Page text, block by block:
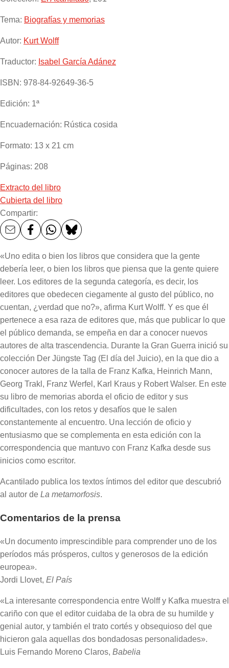
Tema: Biografías y memorias
Autor: Kurt Wolff
Traductor: Isabel García Adánez
ISBN: 978-84-92649-36-5
Edición: 1ª
Encuadernación: Rústica cosida
Formato: 13 x 21 cm
Páginas: 208
Extracto del libro
Cubierta del libro
Compartir:
«Uno edita o bien los libros que considera que la gente
debería leer, o bien los libros que piensa que la gente quiere
leer. Los editores de la segunda categoría, es decir, los
editores que obedecen ciegamente al gusto del público, no
cuentan, ¿verdad que no?», afirma Kurt Wolff. Y es que él
pertenece a esa raza de editores que, más que publicar lo que
el público demanda, se empeña en dar a conocer nuevos
autores de alta trascendencia. Durante la Gran Guerra inició su
colección Der Jüngste Tag (El día del Juicio), en la que dio a
conocer autores de la talla de Franz Kafka, Heinrich Mann,
Georg Trakl, Franz Werfel, Karl Kraus y Robert Walser. En este
su libro de memorias aborda el oficio de editor y sus
dificultades, con los retos y desafíos que le salen
constantemente al encuentro. Una lección de oficio y
entusiasmo que se complementa en esta edición con la
correspondencia que mantuvo con Franz Kafka desde sus
inicios como escritor.
Acantilado publica los textos íntimos del editor que descubrió
al autor de La metamorfosis.
Comentarios de la prensa
«Un documento imprescindible para comprender uno de los
períodos más prósperos, cultos y generosos de la edición
europea».
Jordi Llovet, El País
«La interesante correspondencia entre Wolff y Kafka muestra el
cariño con que el editor cuidaba de la obra de su humilde y
genial autor, y también el trato cortés y obsequioso del que
hicieron gala aquellas dos bondadosas personalidades».
Luis Fernando Moreno Claros, Babelia